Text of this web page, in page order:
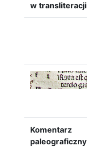
w transliteracji
Komentarz
paleograficzny